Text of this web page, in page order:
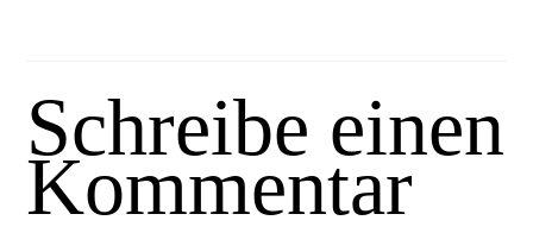
Schreibe einen
Kommentar